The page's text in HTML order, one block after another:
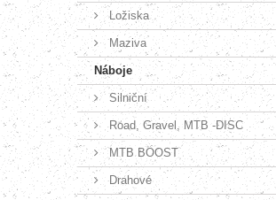
Ložiska
Maziva
Náboje
Silniční
Road, Gravel, MTB -DISC
MTB BOOST
Drahové